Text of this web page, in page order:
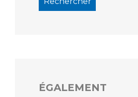
ÉGALEMENT